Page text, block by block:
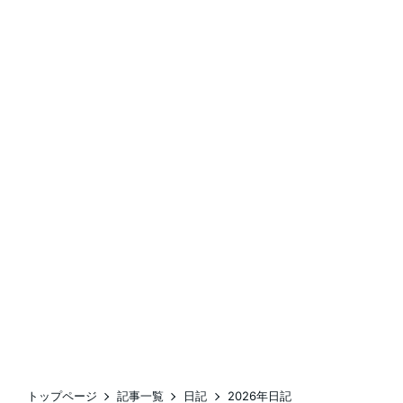
トップページ 記事一覧 日記 2026年日記